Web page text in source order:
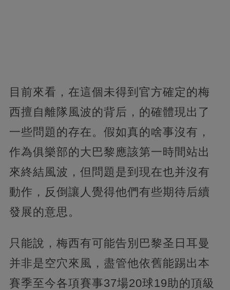
目前來看，在這個未得到官方確定的梅
西擅自離隊風波的背后，的確體現出了
一些問題的存在。假如真的啥事沒有，
作為俱樂部的大巴黎應該第一時間站出
來終結風波，但問題是到現在也并沒有
動作，反倒讓人覺得他們有些期待后續
發展的意思。
只能說，梅西有可能告別巴黎圣日耳曼
并非是空穴來風，盡管他依舊能踢出本
賽季至今各項賽事37場20球19助的頂級